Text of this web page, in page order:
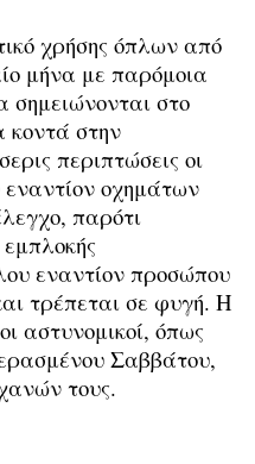
χρήσης όπλων από
μήνα με παρόμοια
σημειώνονται στο
κοντά στην
περιπτώσεις οι
οχημάτων
παρότι
εναντίον προσώπου
τρέπεται σε φυγή. Η
αστυνομικοί, όπως
Σαββάτου,
τους.